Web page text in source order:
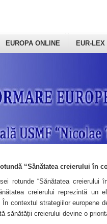
EUROPA ONLINE EUR-LEX
“Sănătatea creierului în
rotunde “Sănătatea creierului
creierului reprezintă un
contextul strategiilor europene
sănătății creierului devine o